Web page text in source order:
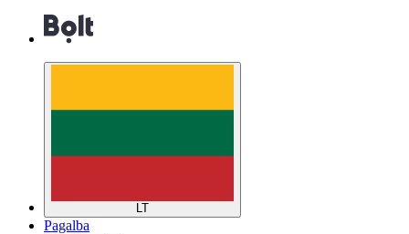
LT
Pagalba